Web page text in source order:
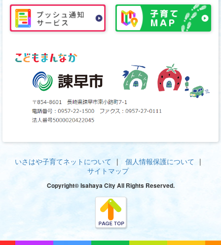
いさはや子育てネットについて
個人情報保護について
サイトマップ
Copyright© Isahaya City All Rights Reserved.